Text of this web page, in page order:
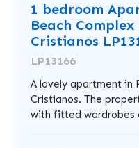
1 bedroom
Beach
Cristianos
LP13166
A lovely apartment in
Cristianos. The
with fitted wardrobes